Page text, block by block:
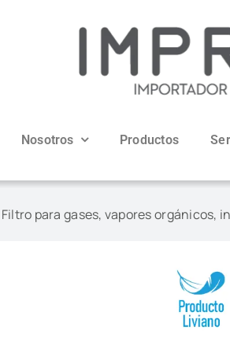
Nosotros Productos
Filtro para gases, vapores orgánicos,